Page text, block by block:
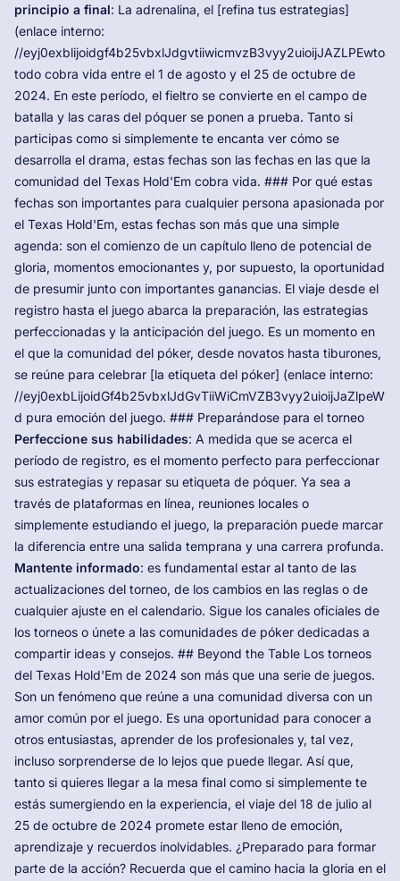
principio a final: La adrenalina, el [refina tus estrategias]
(enlace interno:
//
todo cobra vida entre el 1 de agosto y el 25 de octubre de
2024. En este período, el fieltro se convierte en el campo de
batalla y las caras del póquer se ponen a prueba. Tanto si
participas como si simplemente te encanta ver cómo se
desarrolla el drama, estas fechas son las fechas en las que la
comunidad del Texas Hold'Em cobra vida. ### Por qué estas
fechas son importantes para cualquier persona apasionada por
el Texas Hold'Em, estas fechas son más que una simple
agenda: son el comienzo de un capítulo lleno de potencial de
gloria, momentos emocionantes y, por supuesto, la oportunidad
de presumir junto con importantes ganancias. El viaje desde el
registro hasta el juego abarca la preparación, las estrategias
perfeccionadas y la anticipación del juego. Es un momento en
el que la comunidad del póker, desde novatos hasta tiburones,
se reúne para celebrar [la etiqueta del póker] (enlace interno:
//
d pura emoción del juego. ### Preparándose para el torneo
Perfeccione sus habilidades: A medida que se acerca el
período de registro, es el momento perfecto para perfeccionar
sus estrategias y repasar su etiqueta de póquer. Ya sea a
través de plataformas en línea, reuniones locales o
simplemente estudiando el juego, la preparación puede marcar
la diferencia entre una salida temprana y una carrera profunda.
Mantente informado: es fundamental estar al tanto de las
actualizaciones del torneo, de los cambios en las reglas o de
cualquier ajuste en el calendario. Sigue los canales oficiales de
los torneos o únete a las comunidades de póker dedicadas a
compartir ideas y consejos. ## Beyond the Table Los torneos
del Texas Hold'Em de 2024 son más que una serie de juegos.
Son un fenómeno que reúne a una comunidad diversa con un
amor común por el juego. Es una oportunidad para conocer a
otros entusiastas, aprender de los profesionales y, tal vez,
incluso sorprenderse de lo lejos que puede llegar. Así que,
tanto si quieres llegar a la mesa final como si simplemente te
estás sumergiendo en la experiencia, el viaje del 18 de julio al
25 de octubre de 2024 promete estar lleno de emoción,
aprendizaje y recuerdos inolvidables. ¿Preparado para formar
parte de la acción? Recuerda que el camino hacia la gloria en el